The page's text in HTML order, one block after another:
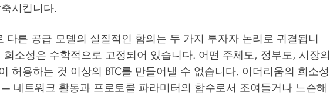
시킵니다.
다른 공급 모델의 실질적인 함의는 두 가지 투자자 논리로 귀결됩니
소성은 수학적으로 고정되어 있습니다. 어떤 주체도, 정부도, 시장의
허용하는 것 이상의 BTC를 만들어낼 수 없습니다. 이더리움의 희소성
네트워크 활동과 프로토콜 파라미터의 함수로서 조여들거나 느슨해